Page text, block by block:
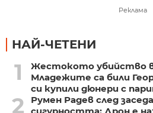
Реклама
НАЙ-ЧЕТЕНИ
1
Жестокото убийство
Младежите са били
си купили дюнери с
2
Румен Радев след